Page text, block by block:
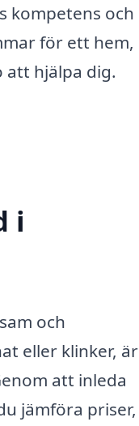
kompetens och
för ett hem,
att hjälpa dig.
i
och
eller klinker, är
att inleda
jämföra priser,